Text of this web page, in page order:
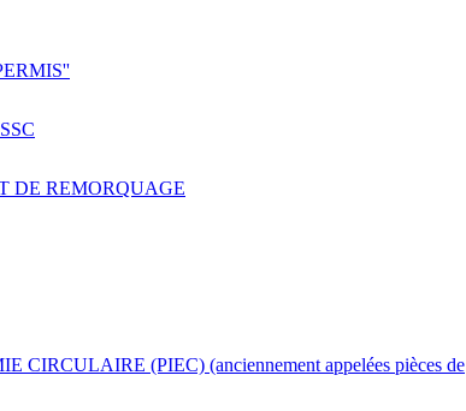
DE REMORQUAGE
(PIEC) (anciennement appelées pièces de